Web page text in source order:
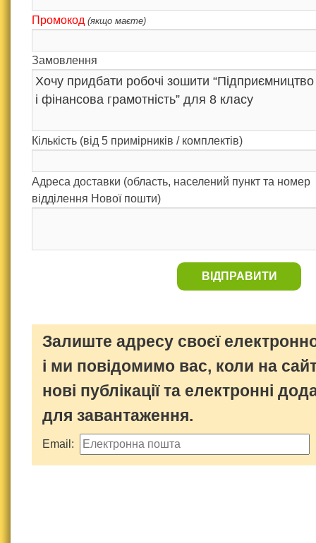
Промокод (якщо маєте)
Замовлення
Кількість (від 5 примірників / комплектів)
Адреса доставки (область, населений пункт та номер
відділення Нової пошти)
ВІДПРАВИТИ
Залиште адресу своєї
і ми повідомимо вас, коли на
нові публікації та електронні
для завантаження.
Email: